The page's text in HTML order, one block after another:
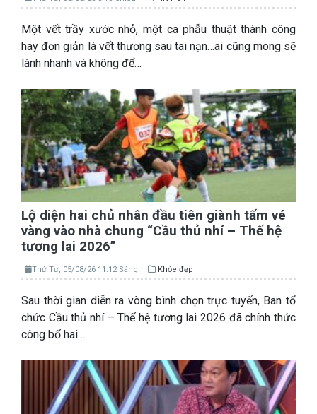
Một vết trầy xước nhỏ, một ca phẫu thuật thành công
hay đơn giản là vết thương sau tai nạn…ai cũng mong sẽ
lành nhanh và không để…
Lộ diện hai chủ nhân đầu tiên giành tấm vé
vàng vào nhà chung “Cầu thủ nhí – Thế hệ
tương lai 2026”
Thứ Tư, 05/08/26 11:12 Sáng Khỏe đẹp
Sau thời gian diễn ra vòng bình chọn trực tuyến, Ban tổ
chức Cầu thủ nhí – Thế hệ tương lai 2026 đã chính thức
công bố hai…